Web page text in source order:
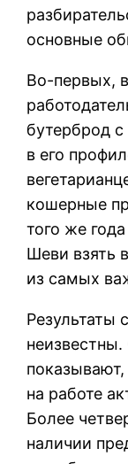
основные
Во-первых,
бутерброд с
в его
кошерные
того же
Шеви взять
из самых
Результаты
на работе
Более
наличии